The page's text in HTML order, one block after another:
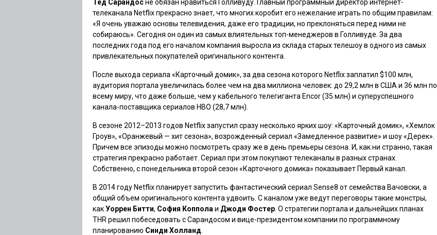
Тед Сарандосне обязан нравиться Голливуду. Главный программный директор интернет-
телеканала Netflix прекрасно знает, что многих коробит его нежелание играть по общим правилам:
«Я очень уважаю основы телевидения, даже его традиции, но преклоняться перед ними не
собираюсь». Сегодня он один из самых влиятельных топ-менеджеров в Голливуде. За два
последних года под его началом компания выросла из склада старых телешоу в одного из самых
привлекательных покупателей оригинального контента.
После выхода сериала «Карточный домик», за два сезона которого Netflix заплатил $100 млн,
аудитория портала увеличилась более чем на два миллиона человек: до 29,2 млн в США и 36 млн по
всему миру, что даже больше, чем у кабельного телегиганта Encor (35 млн) и суперуспешного
канала-поставщика сериалов HBO (28,7 млн).
В сезоне 2012–2013 годов Netflix запустил сразу несколько ярких шоу: «Карточный домик», «Хемлок
Гроув», «Оранжевый — хит сезона», возрожденный сериал «Замедленное развитие» и шоу«Дерек»
Причем все эпизоды можно посмотреть сразу же в день премьеры сезона. И, как ни странно, такая
стратегия прекрасно работает. Сериал при этом покупают телеканалы в разных странах.
Собственно, с понедельника второй сезон «Карточного домика» показывает Первый канал.
В 2014 году Netflix планирует запустить фантастический сериал Sense8 от семейства Вачовски, а
общий объем оригинального контента удвоить. С каналом уже ведут переговоры такие монстры,
какУоррен Битти, София Коппола и Джоди Фостер . О стратегии портала и дальнейших планах
THR решил побеседовать с Сарандосом и вице-президентом компании по программному
планированию Синди Холланд